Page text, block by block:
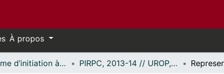
À propos
Programme d’initiation à la recherche au premier cycle (PIRPC) // Undergraduate Research Opportunity Program (UROP) PIRPC, 2013-14 // UROP, 2013-14